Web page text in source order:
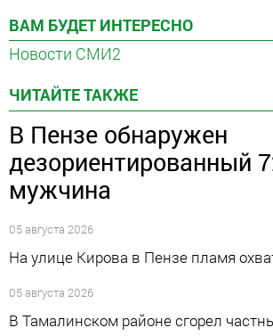
ВАМ БУДЕТ ИНТЕРЕСНО
Новости СМИ2
ЧИТАЙТЕ ТАКЖЕ
В Пензе обнаружен
дезориентированный
мужчина
05 августа 2026
На улице Кирова в Пензе пламя
05 августа 2026
В Тамалинском районе сгорел